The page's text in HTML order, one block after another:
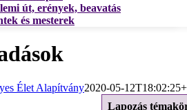
út, erények, beavatás
és mesterek
Élet Alapítvány2020-05-
Lapozás